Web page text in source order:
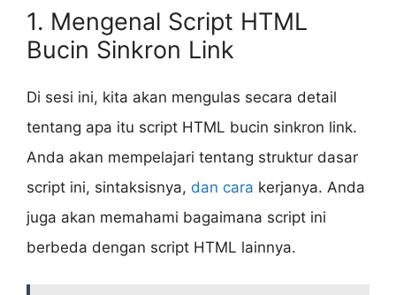
1. Mengenal Script HTML
Bucin Sinkron Link
Di sesi ini, kita akan mengulas secara detail
tentang apa itu script HTML bucin sinkron link.
Anda akan mempelajari tentang struktur dasar
script ini, sintaksisnya, dan cara kerjanya. Anda
juga akan memahami bagaimana script ini
berbeda dengan script HTML lainnya.